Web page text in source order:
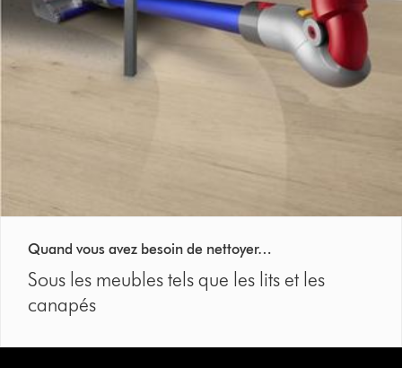
Quand vous avez besoin de nettoyer…
Sous les meubles tels que les lits et les
canapés